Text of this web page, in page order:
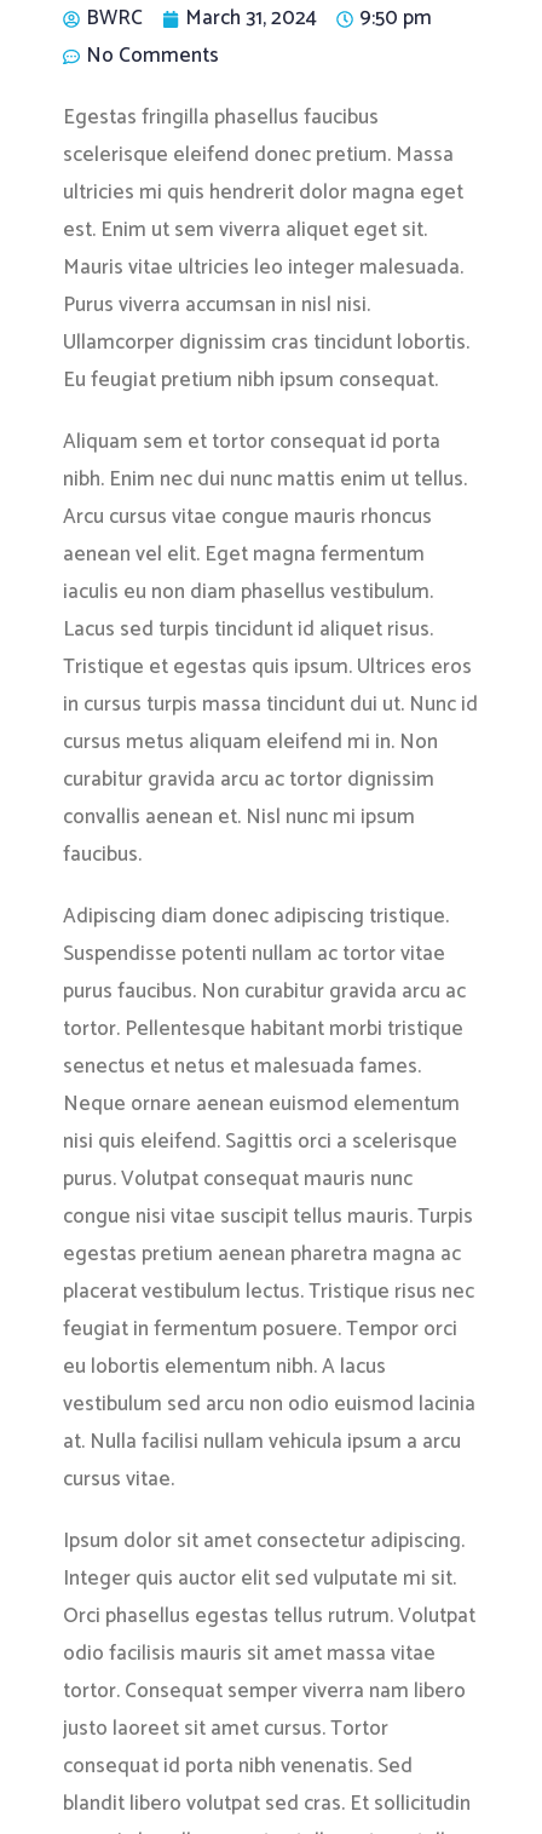
BWRC March 31, 2024
9:50 pm
No Comments
Egestas fringilla phasellus faucibus
scelerisque eleifend donec pretium. Massa
ultricies mi quis hendrerit dolor magna eget
est. Enim ut sem viverra aliquet eget sit.
Mauris vitae ultricies leo integer malesuada.
Purus viverra accumsan in nisl nisi.
Ullamcorper dignissim cras tincidunt lobortis.
Eu feugiat pretium nibh ipsum consequat.
Aliquam sem et tortor consequat id porta
nibh. Enim nec dui nunc mattis enim ut tellus.
Arcu cursus vitae congue mauris rhoncus
aenean vel elit. Eget magna fermentum
iaculis eu non diam phasellus vestibulum.
Lacus sed turpis tincidunt id aliquet risus.
Tristique et egestas quis ipsum. Ultrices eros
in cursus turpis massa tincidunt dui ut. Nunc id
cursus metus aliquam eleifend mi in. Non
curabitur gravida arcu ac tortor dignissim
convallis aenean et. Nisl nunc mi ipsum
faucibus.
Adipiscing diam donec adipiscing tristique.
Suspendisse potenti nullam ac tortor vitae
purus faucibus. Non curabitur gravida arcu ac
tortor. Pellentesque habitant morbi tristique
senectus et netus et malesuada fames.
Neque ornare aenean euismod elementum
nisi quis eleifend. Sagittis orci a scelerisque
purus. Volutpat consequat mauris nunc
congue nisi vitae suscipit tellus mauris. Turpis
egestas pretium aenean pharetra magna ac
placerat vestibulum lectus. Tristique risus nec
feugiat in fermentum posuere. Tempor orci
eu lobortis elementum nibh. A lacus
vestibulum sed arcu non odio euismod lacinia
at. Nulla facilisi nullam vehicula ipsum a arcu
cursus vitae.
Ipsum dolor sit amet consectetur adipiscing.
Integer quis auctor elit sed vulputate mi sit.
Orci phasellus egestas tellus rutrum. Volutpat
odio facilisis mauris sit amet massa vitae
tortor. Consequat semper viverra nam libero
justo laoreet sit amet cursus. Tortor
consequat id porta nibh venenatis. Sed
blandit libero volutpat sed cras. Et sollicitudin